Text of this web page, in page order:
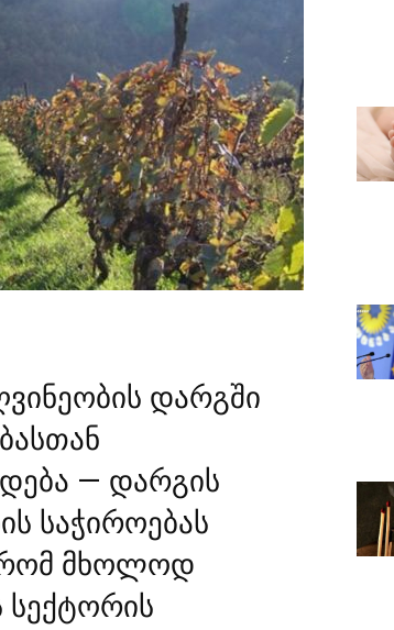
დარგში
— დარგის
საჭიროებას
რომ მხოლოდ
სექტორის